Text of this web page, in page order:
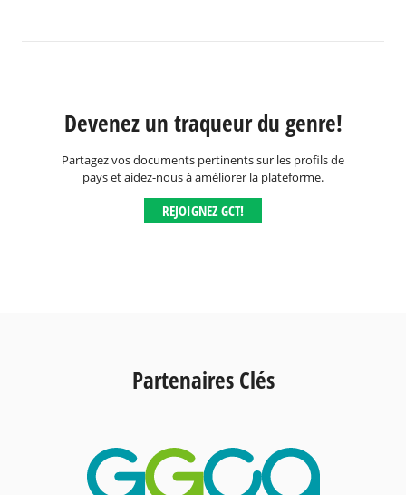
Devenez un traqueur du genre!
Partagez vos documents pertinents sur les profils de
pays et aidez-nous à améliorer la plateforme.
REJOIGNEZ GCT!
Partenaires Clés